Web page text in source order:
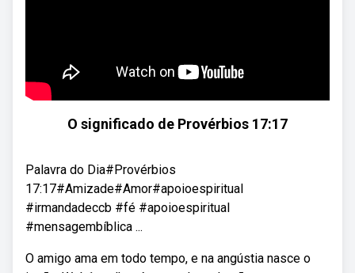
O significado de Provérbios 17:17
Palavra do Dia#Provérbios
17:17#Amizade#Amor#apoioespiritual
#irmandadeccb #fé #apoioespiritual
#mensagembíblica ...
O amigo ama em todo tempo, e na angústia nasce o